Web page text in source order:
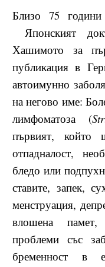
Близо 75
Японският
Хашимото за
публикация в
автоимунно
на негово име:
лимфоматоза (
първият, който
отпадналост,
бледо или
ставите, запек,
менструация,
влошена
проблеми със
бременност в